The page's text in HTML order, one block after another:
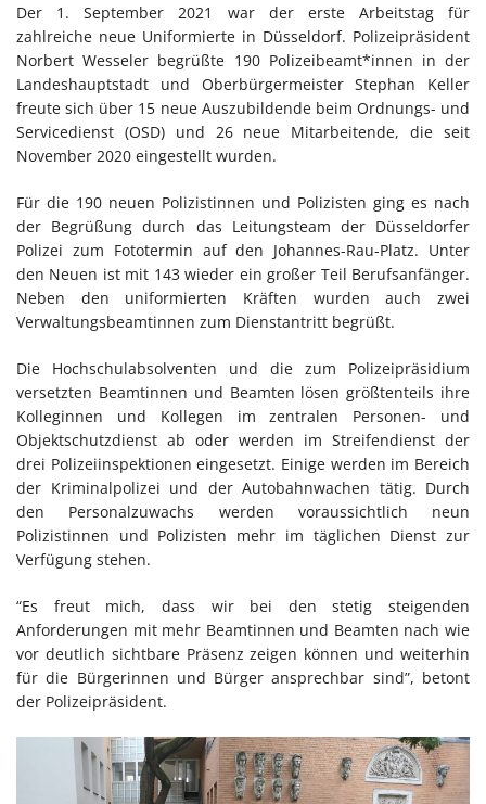
Der 1. September 2021 war der erste Arbeitstag für
zahlreiche neue Uniformierte in Düsseldorf. Polizeipräsident
Norbert Wesseler begrüßte 190 Polizeibeamt*innen in der
Landeshauptstadt und Oberbürgermeister Stephan Keller
freute sich über 15 neue Auszubildende beim Ordnungs- und
Servicedienst (OSD) und 26 neue Mitarbeitende, die seit
November 2020 eingestellt wurden.
Für die 190 neuen Polizistinnen und Polizisten ging es nach
der Begrüßung durch das Leitungsteam der Düsseldorfer
Polizei zum Fototermin auf den Johannes-Rau-Platz. Unter
den Neuen ist mit 143 wieder ein großer Teil Berufsanfänger.
Neben den uniformierten Kräften wurden auch zwei
Verwaltungsbeamtinnen zum Dienstantritt begrüßt.
Die Hochschulabsolventen und die zum Polizeipräsidium
versetzten Beamtinnen und Beamten lösen größtenteils ihre
Kolleginnen und Kollegen im zentralen Personen- und
Objektschutzdienst ab oder werden im Streifendienst der
drei Polizeiinspektionen eingesetzt. Einige werden im Bereich
der Kriminalpolizei und der Autobahnwachen tätig. Durch
den Personalzuwachs werden voraussichtlich neun
Polizistinnen und Polizisten mehr im täglichen Dienst zur
Verfügung stehen.
“Es freut mich, dass wir bei den stetig steigenden
Anforderungen mit mehr Beamtinnen und Beamten nach wie
vor deutlich sichtbare Präsenz zeigen können und weiterhin
für die Bürgerinnen und Bürger ansprechbar sind”, betont
der Polizeipräsident.